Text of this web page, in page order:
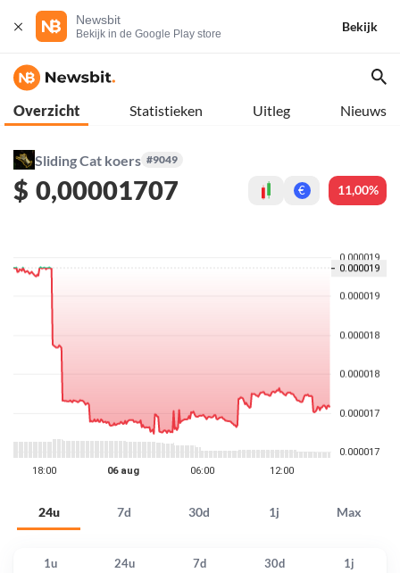
Newsbit
Bekijk in de Google Play store
Bekijk
Overzicht Statistieken Uitleg Nieuws
Sliding Cat koers #9049
$ 0,00001707 € 11,00%
24u 7d 30d 1j Max
1u 24u 7d 30d
1j